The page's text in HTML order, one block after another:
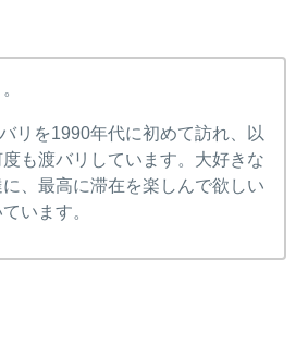
リを1990年代に初めて訪れ、以
も渡バリしています。大好きな
、最高に滞在を楽しんで欲しい
います。